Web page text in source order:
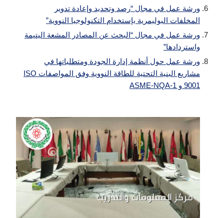
ورشة عمل في مجال “رصد وتحديد وإعادة تدوير
المخلفات البوليمرية بإستخدام التكنولوجيا النووية”
ورشة عمل في مجال “البحث عن المصادر المشعة اليتيمة
واستردادها”
ورشة عمل حول أنظمة إدارة الجودة ومتطلباتها في
مشاريع البنية التحتية للطاقة النووية وفق المواصفات ISO
9001 و ASME-NQA-1